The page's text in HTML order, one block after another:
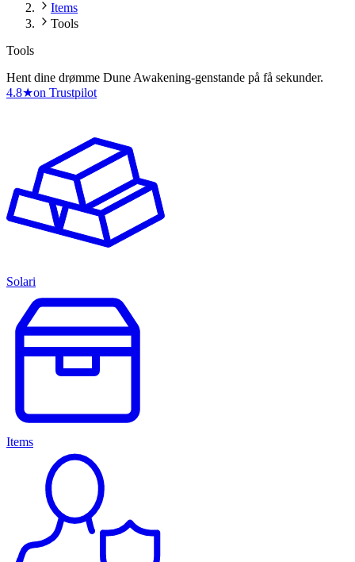
Items
Tools
Tools
Hent dine drømme Dune Awakening-genstande på få sekunder.
4.8★on Trustpilot
Solari
Items